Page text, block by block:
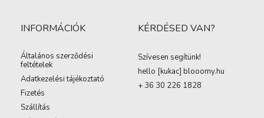
INFORMÁCIÓK
Általános szerződési
feltételek
Adatkezelési tájékoztató
Fizetés
Szállítás
KÉRDÉSED VAN?
Szívesen segítünk!
hello [kukac] blooomy.hu
+ 36 30 226 1828